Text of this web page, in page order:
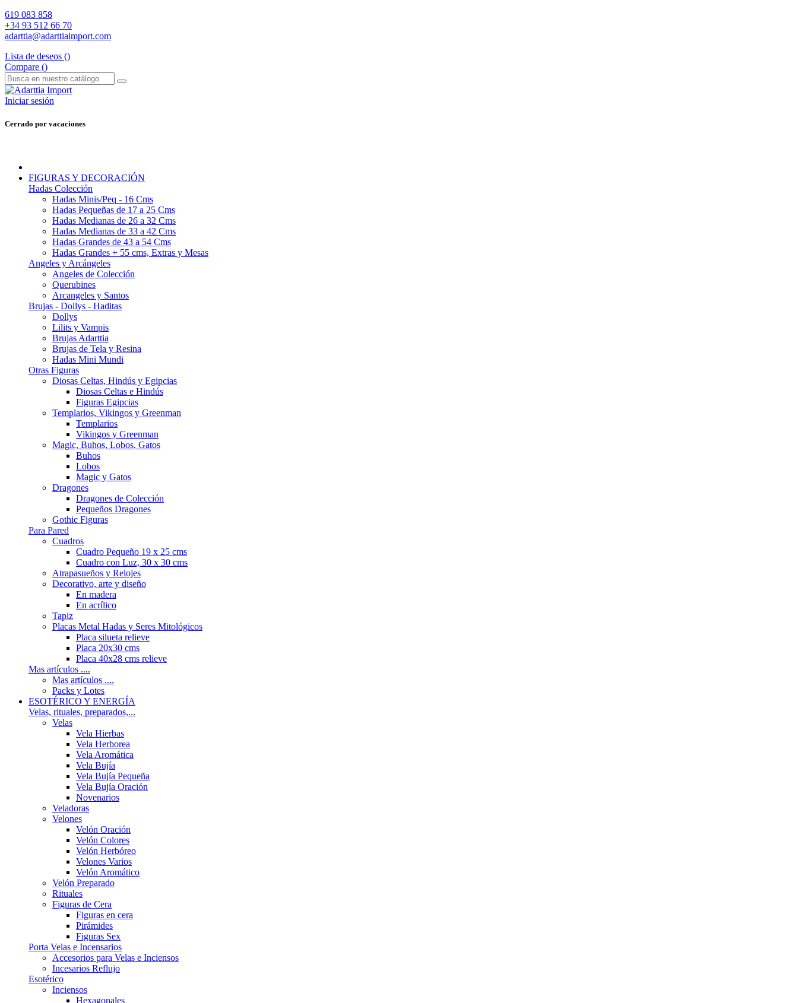
619 083 858
+34 93 512 66 70
adarttia@adarttiaimport.com
Lista de deseos ()
Compare ()
Iniciar sesión
Cerrado por vacaciones
FIGURAS Y DECORACIÓN
Hadas Colección
Hadas Minis/Peq - 16 Cms
Hadas Pequeñas de 17 a 25 Cms
Hadas Medianas de 26 a 32 Cms
Hadas Medianas de 33 a 42 Cms
Hadas Grandes de 43 a 54 Cms
Hadas Grandes + 55 cms, Extras y Mesas
Angeles y Arcángeles
Angeles de Colección
Querubines
Arcangeles y Santos
Brujas - Dollys - Haditas
Dollys
Lilits y Vampis
Brujas Adarttia
Brujas de Tela y Resina
Hadas Mini Mundi
Otras Figuras
Diosas Celtas, Hindús y Egipcias
Diosas Celtas e Hindús
Figuras Egipcias
Templarios, Vikingos y Greenman
Templarios
Vikingos y Greenman
Magic, Buhos, Lobos, Gatos
Buhos
Lobos
Magic y Gatos
Dragones
Dragones de Colección
Pequeños Dragones
Gothic Figuras
Para Pared
Cuadros
Cuadro Pequeño 19 x 25 cms
Cuadro con Luz, 30 x 30 cms
Atrapasueños y Relojes
Decorativo, arte y diseño
En madera
En acrílico
Tapiz
Placas Metal Hadas y Seres Mitológicos
Placa silueta relieve
Placa 20x30 cms
Placa 40x28 cms relieve
Mas artículos ....
Mas artículos ....
Packs y Lotes
ESOTÉRICO Y ENERGÍA
Velas, rituales, preparados,...
Velas
Vela Hierbas
Vela Herborea
Vela Aromática
Vela Bujía
Vela Bujía Pequeña
Vela Bujía Oración
Novenarios
Veladoras
Velones
Velón Oración
Velón Colores
Velón Herbóreo
Velones Varios
Velón Aromático
Velón Preparado
Rituales
Figuras de Cera
Figuras en cera
Pirámides
Figuras Sex
Porta Velas e Incensarios
Accesorios para Velas e Inciensos
Incesarios Reflujo
Esotérico
Inciensos
Hexagonales